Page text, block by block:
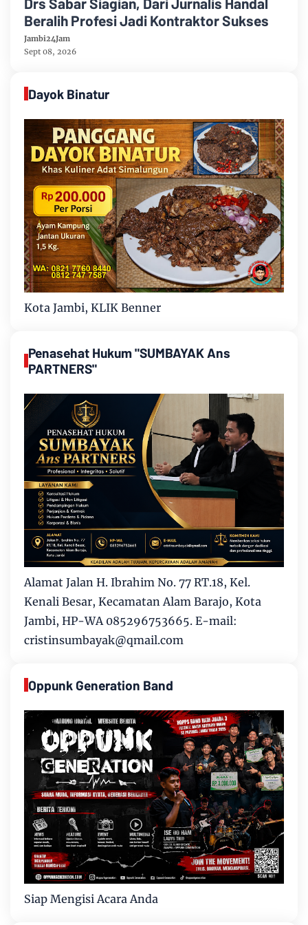
Beralih Profesi Jadi Kontraktor Sukses
Jambi24Jam
Sept 08, 2026
Dayok Binatur
Kota Jambi, KLIK Benner
Penasehat Hukum "SUMBAYAK Ans
PARTNERS"
Alamat Jalan H. Ibrahim No. 77 RT.18, Kel.
Kenali Besar, Kecamatan Alam Barajo, Kota
Jambi, HP-WA 085296753665. E-mail:
cristinsumbayak@qmail.com
Oppunk Generation Band
Siap Mengisi Acara Anda